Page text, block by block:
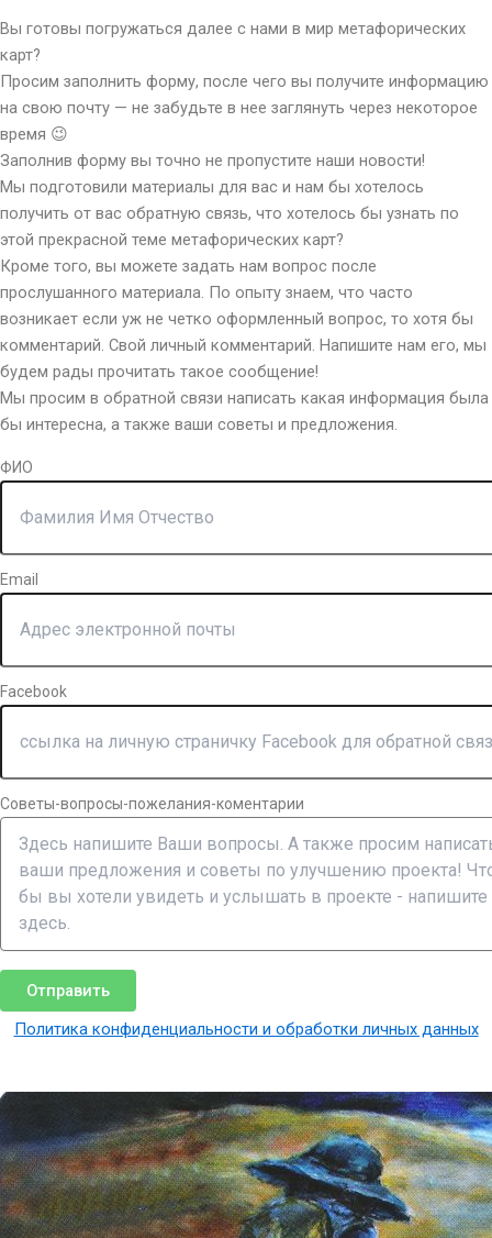
Вы готовы погружаться далее с нами в мир метафорических
карт?
Просим заполнить форму, после чего вы получите информацию
на свою почту — не забудьте в нее заглянуть через некоторое
время 😉
Заполнив форму вы точно не пропустите наши новости!
Мы подготовили материалы для вас и нам бы хотелось
получить от вас обратную связь, что хотелось бы узнать по
этой прекрасной теме метафорических карт?
Кроме того, вы можете задать нам вопрос после
прослушанного материала. По опыту знаем, что часто
возникает если уж не четко оформленный вопрос, то хотя бы
комментарий. Свой личный комментарий. Напишите нам его, мы
будем рады прочитать такое сообщение!
Мы просим в обратной связи написать какая информация была
бы интересна, а также ваши советы и предложения.
ФИО
Email
Facebook
Советы-вопросы-пожелания-коментарии
Отправить
Политика конфиденциальности и обработки личных данных